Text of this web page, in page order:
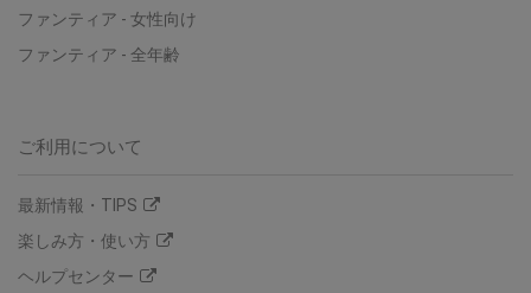
ファンティア - 女性向け
ファンティア - 全年齢
ご利用について
最新情報・TIPS
楽しみ方・使い方
ヘルプセンター